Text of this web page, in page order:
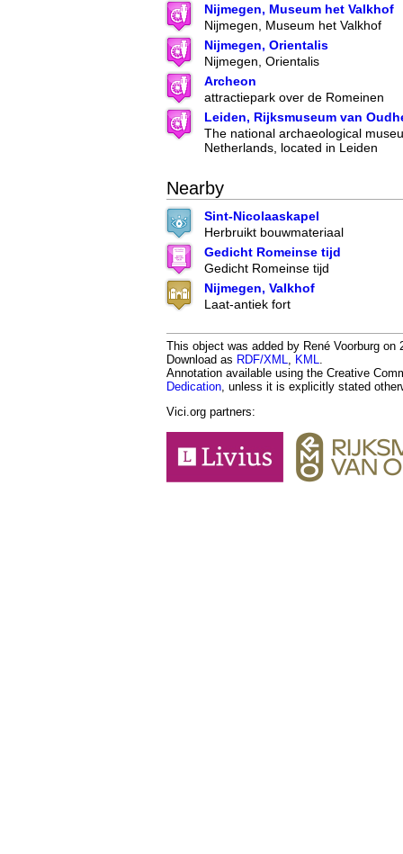
Nijmegen, Museum het Valkhof
Nijmegen, Museum het Valkhof
Nijmegen, Orientalis
Nijmegen, Orientalis
Archeon
attractiepark over de Romeinen
Leiden, Rijksmuseum van
The national archaeological
Netherlands, located in Leiden
Nearby
Sint-Nicolaaskapel
Herbruikt bouwmateriaal
Gedicht Romeinse tijd
Gedicht Romeinse tijd
Nijmegen, Valkhof
Laat-antiek fort
This object was added by René Voorburg
Download as RDF/XML KML
Annotation available using the Creative
Dedication , unless it is explicitly stated
Vici.org partners: